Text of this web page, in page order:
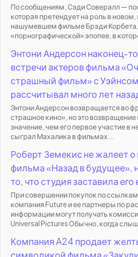
По сообщениям, Сэди Совералл —
которая претендует на роль в новом,
нашумевшем фильме Брэди Корбета,
«порнографической» эпопее, в
Энтони Андерсон наконец-
встречи актеров фильма
страшный фильм» с
рассчитывал много лет
Энтони Андерсон возвращается во
страшное кино», но это возвращение
значение, чем его первое участие в
сыграл Махалика в фильмах...
Роберт Земекис не жалеет о
фильма «Назад в будущее»,
то, что студия заставила
При совершении покупок по ссылкам
компания Future и ее партнеры по
информации могут получать
Universal Pictures Обычно, когда
Компания A24 продает